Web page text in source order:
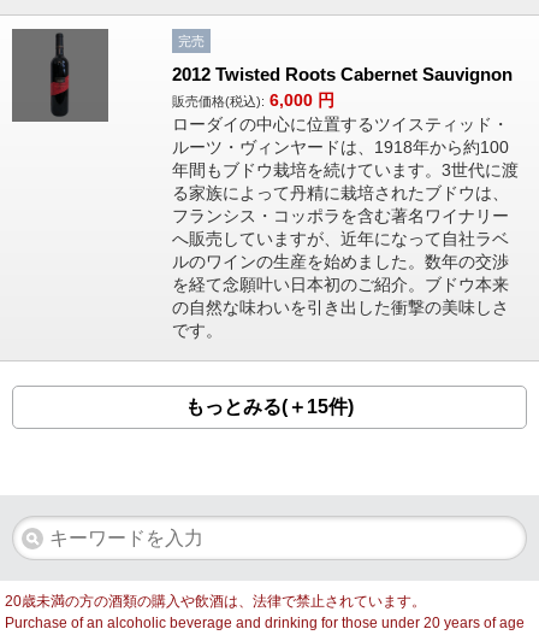
完売
2012 Twisted Roots Cabernet Sauvignon
販売価格(税込): 6,000 円
ローダイの中心に位置するツイスティッド・
ルーツ・ヴィンヤードは、1918年から約100
年間もブドウ栽培を続けています。3世代に渡
る家族によって丹精に栽培されたブドウは、
フランシス・コッポラを含む著名ワイナリー
へ販売していますが、近年になって自社ラベ
ルのワインの生産を始めました。数年の交渉
を経て念願叶い日本初のご紹介。ブドウ本来
の自然な味わいを引き出した衝撃の美味しさ
です。
もっとみる(＋15件)
20歳未満の方の酒類の購入や飲酒は、法律で禁止されています。
Purchase of an alcoholic beverage and drinking for those under 20 years of age